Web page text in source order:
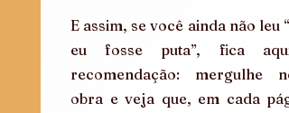
E assim, se você ainda não leu
eu fosse puta”, fica
recomendação: mergulhe
obra e veja que, em cada